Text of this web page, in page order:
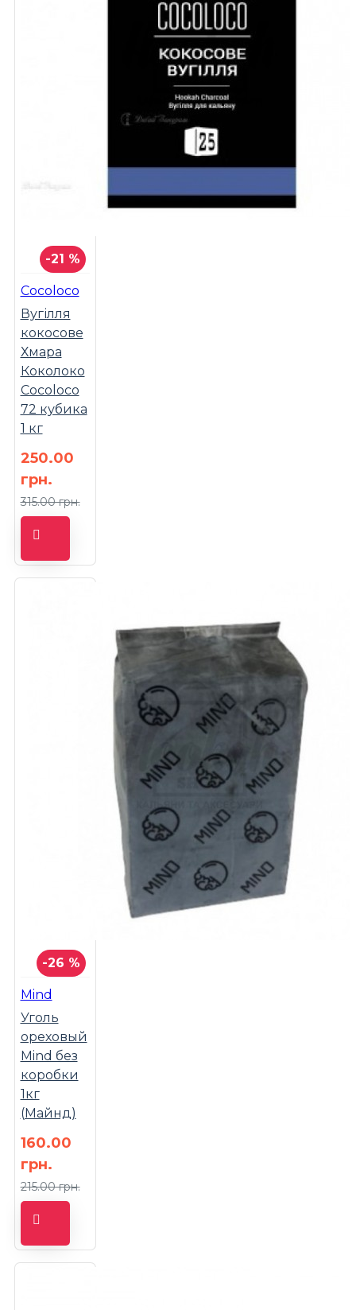
-21 %
Cocoloco
Вугілля
кокосове
Хмара
Коколоко
Cocoloco
72 кубика
1 кг
250.00
грн.
315.00 грн.
-26 %
Mind
Уголь
ореховый
Mind без
коробки
1кг
(Майнд)
160.00
грн.
215.00 грн.